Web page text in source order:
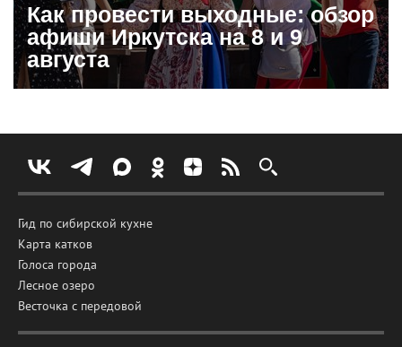
Как провести выходные: обзор
афиши Иркутска на 8 и 9
августа
Гид по сибирской кухне
Карта катков
Голоса города
Лесное озеро
Весточка с передовой